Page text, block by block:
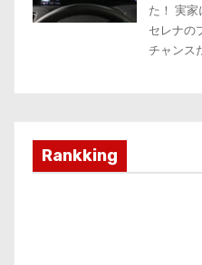
Rankking